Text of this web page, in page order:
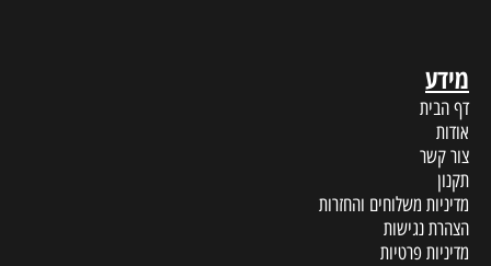
מידע
דף הבית
אודות
צור קשר
תקנון
מדיניות משלוחים והחזרות
הצהרת נגישות
מדיניות פרטיות